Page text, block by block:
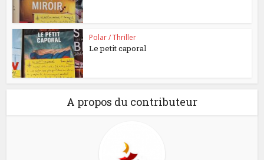
Polar / Thriller
Le petit caporal
A propos du contributeur